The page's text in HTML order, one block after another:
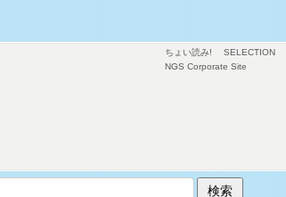
ちょい読み! SELECTION
NGS Corporate Site